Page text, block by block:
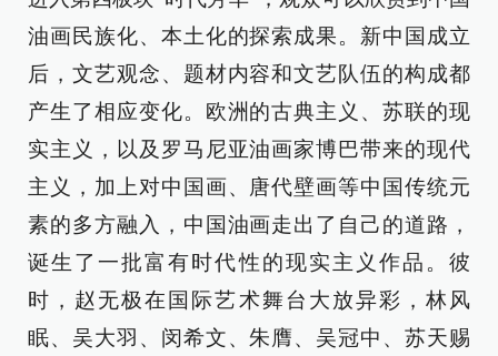
油画民族化、本土化的探索成果。新中国成立
后，文艺观念、题材内容和文艺队伍的构成都
产生了相应变化。欧洲的古典主义、苏联的现
实主义，以及罗马尼亚油画家博巴带来的现代
主义，加上对中国画、唐代壁画等中国传统元
素的多方融入，中国油画走出了自己的道路，
诞生了一批富有时代性的现实主义作品。彼
时，赵无极在国际艺术舞台大放异彩，林风
眠、吴大羽、闵希文、朱膺、吴冠中、苏天赐